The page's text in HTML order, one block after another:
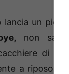
un
non
di
a riposo,